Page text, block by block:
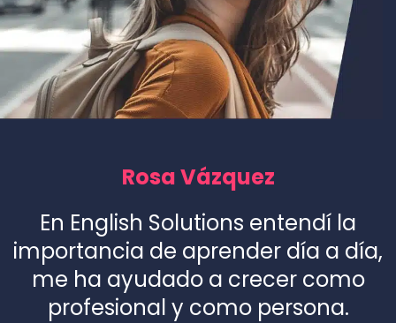
Rosa Vázquez
En English Solutions entendí la
importancia de aprender día a día,
me ha ayudado a crecer como
profesional y como persona.